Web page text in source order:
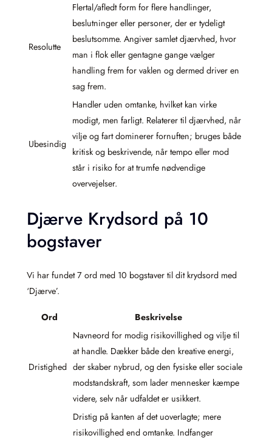
Resolutte
Flertal/afledt form for flere handlinger,
beslutninger eller personer, der er tydeligt
beslutsomme. Angiver samlet djærvhed, hvor
man i flok eller gentagne gange vælger
handling frem for vaklen og dermed driver en
sag frem.
Ubesindig
Handler uden omtanke, hvilket kan virke
modigt, men farligt. Relaterer til djærvhed, når
vilje og fart dominerer fornuften; bruges både
kritisk og beskrivende, når tempo eller mod
står i risiko for at trumfe nødvendige
overvejelser.
Djærve Krydsord på 10
bogstaver
Vi har fundet 7 ord med 10 bogstaver til dit krydsord med
‘Djærve’.
Ord Beskrivelse
Dristighed
Navneord for modig risikovillighed og vilje til
at handle. Dækker både den kreative energi,
der skaber nybrud, og den fysiske eller sociale
modstandskraft, som lader mennesker kæmpe
videre, selv når udfaldet er usikkert.
Dristig på kanten af det uoverlagte; mere
risikovillighed end omtanke. Indfanger